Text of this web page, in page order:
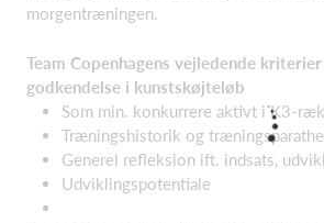
morgentræningen.
Team Copenhagens vejledende
godkendelse i kunstskøjteløb
Som min. konkurrere aktivt i K3-
Træningshistorik og
Generel refleksion ift. indsats,
Udviklingspotentiale